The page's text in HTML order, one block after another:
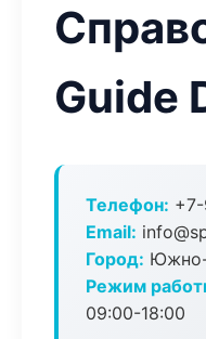
Guide
Телефон:
Email:
Город: Южно-
Режим
09:00-18:00